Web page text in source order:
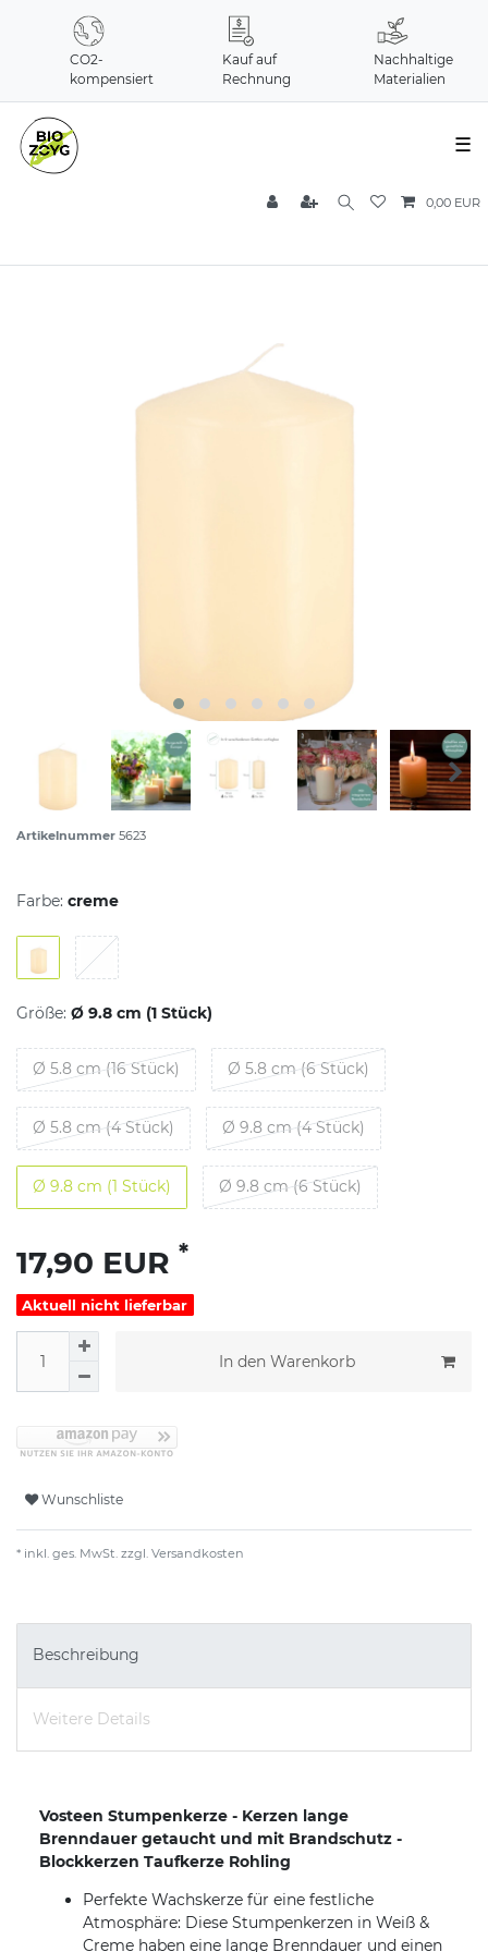
CO2-
kompensiert
Kauf auf
Rechnung
Nachhaltige
Materialien
☰
0,00 EUR
Artikelnummer 5623
Farbe: creme
Größe: Ø 9.8 cm (1 Stück)
Ø 5.8 cm (16 Stück) Ø 5.8 cm (6 Stück)
Ø 5.8 cm (4 Stück) Ø 9.8 cm (4 Stück)
Ø 9.8 cm (1 Stück) Ø 9.8 cm (6 Stück)
17,90 EUR *
Aktuell nicht lieferbar
In den Warenkorb
Wunschliste
* inkl. ges. MwSt. zzgl. Versandkosten
Beschreibung
Weitere Details
Vosteen Stumpenkerze - Kerzen lange
Brenndauer getaucht und mit Brandschutz -
Blockkerzen Taufkerze Rohling
Perfekte Wachskerze für eine festliche
Atmosphäre: Diese Stumpenkerzen in Weiß &
Creme haben eine lange Brenndauer und einen